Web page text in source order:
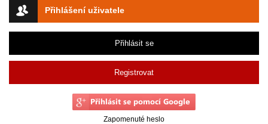
Přihlášení uživatele
Přihlásit se
Registrovat
Zapomenuté heslo